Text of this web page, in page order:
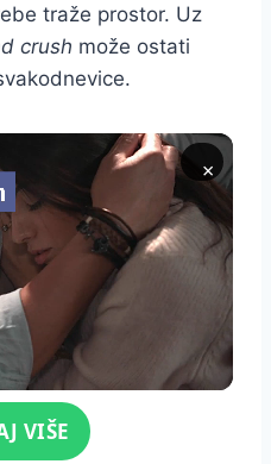
traže prostor. Uz
crush može ostati
×
VIŠE